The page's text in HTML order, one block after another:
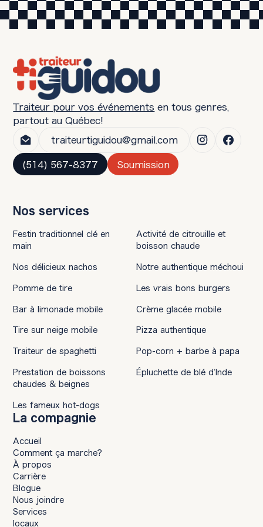
de votre réception.
anticipation vous garantit de meilleurs prix,
plus de choix de menus et la disponibilité des
suffire.
Traiteur pour vos événements en tous genres,
partout au Québec!
traiteurtiguidou@gmail.com
(514) 567-8377
Soumission
Nos services
Festin traditionnel clé en
main
Activité de citrouille et
boisson chaude
Nos délicieux nachos
Notre authentique méchoui
Pomme de tire
Les vrais bons burgers
Bar à limonade mobile
Crème glacée mobile
Tire sur neige mobile
Pizza authentique
Traiteur de spaghetti
Pop-corn + barbe à papa
Prestation de boissons
chaudes & beignes
Épluchette de blé d’Inde
Les fameux hot-dogs
La compagnie
Accueil
Comment ça marche?
À propos
Carrière
Blogue
Nous joindre
Services
locaux